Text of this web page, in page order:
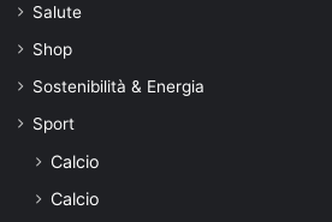
Salute
Shop
Sostenibilità & Energia
Sport
Calcio
Calcio